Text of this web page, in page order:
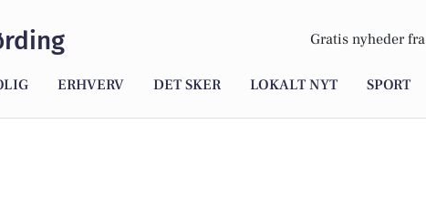
Gratis nyheder fra
ERHVERV DET SKER LOKALT NYT SPORT